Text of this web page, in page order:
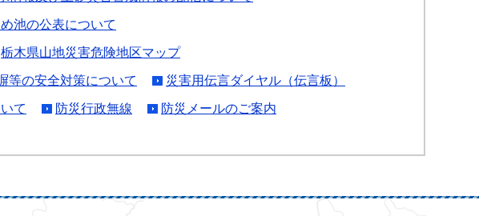
池の公表について
栃木県山地災害危険地区マップ
等の安全対策について 災害用伝言ダイヤル（伝言板）
て 防災行政無線 防災メールのご案内